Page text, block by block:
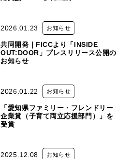
2026.01.23 お知らせ
共同開発｜FICCより「INSIDE
OUT:DOOR」プレスリリース公開の
お知らせ
2026.01.22 お知らせ
「愛知県ファミリー・フレンドリー
企業賞（子育て両立応援部門）」を
受賞
2025.12.08 お知らせ